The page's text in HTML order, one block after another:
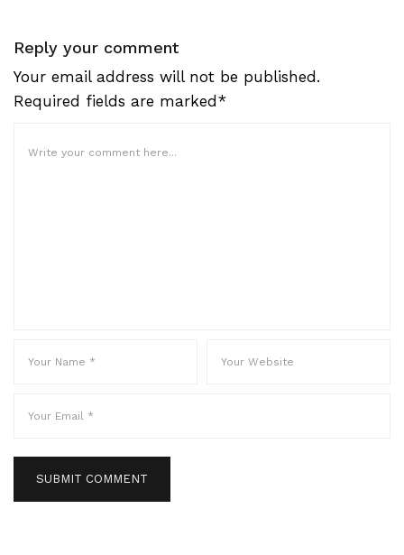
Reply your comment
Your email address will not be published.
Required fields are marked*